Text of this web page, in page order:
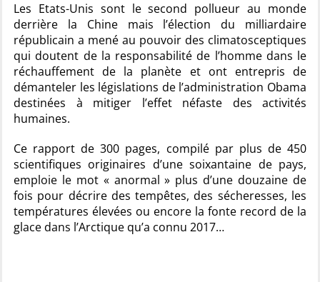
Les Etats-Unis sont le second pollueur au monde
derrière la Chine mais l’élection du milliardaire
républicain a mené au pouvoir des climatosceptiques
qui doutent de la responsabilité de l’homme dans le
réchauffement de la planète et ont entrepris de
démanteler les législations de l’administration Obama
destinées à mitiger l’effet néfaste des activités
humaines.
Ce rapport de 300 pages, compilé par plus de 450
scientifiques originaires d’une soixantaine de pays,
emploie le mot « anormal » plus d’une douzaine de
fois pour décrire des tempêtes, des sécheresses, les
températures élevées ou encore la fonte record de la
glace dans l’Arctique qu’a connu 2017…